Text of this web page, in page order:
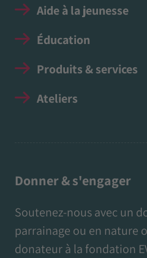
Aide à la jeunesse
Éducation
Produits & services
Ateliers
Donner & s'engager
Soutenez-nous avec un
parrainage ou en nature
donateur à la fondation